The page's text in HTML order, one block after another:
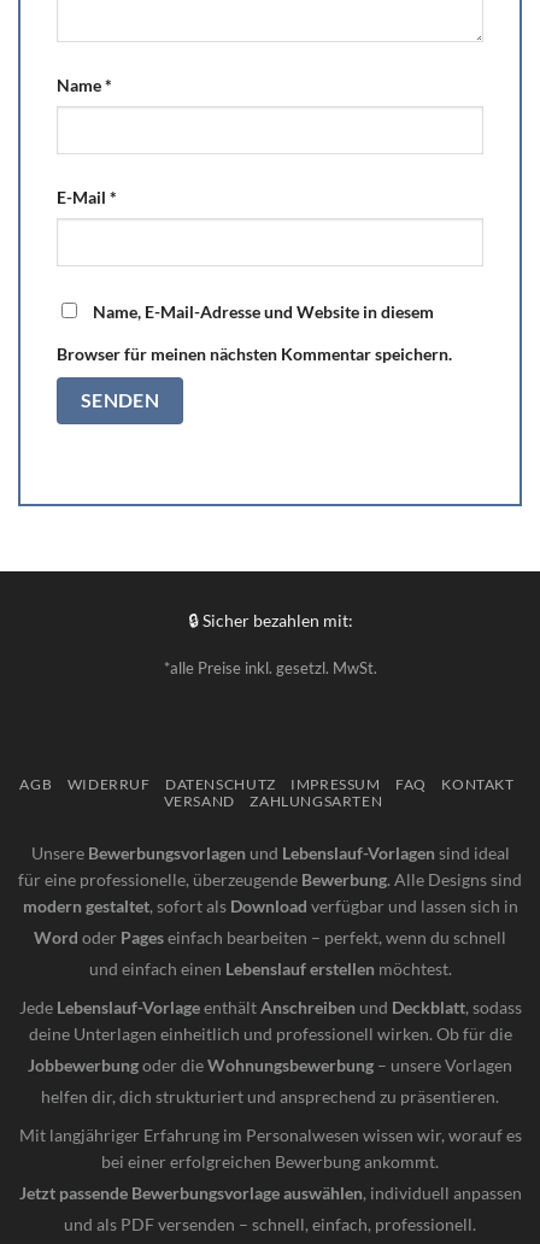
Name*
E-Mail *
Name, E-Mail-Adresse und Website in diesem
Browser für meinen nächsten Kommentar speichern.
🔒 Sicher bezahlen mit:
*alle Preise inkl. gesetzl. MwSt.
AGB WIDERRUF DATENSCHUTZ IMPRESSUM FAQ
KONTAKT
VERSAND
ZAHLUNGSARTEN
Unsere Bewerbungsvorlagen und Lebenslauf-Vorlagen sind ideal
für eine professionelle, überzeugende Bewerbung. Alle Designs sind
modern gestaltet, sofort als Download verfügbar und lassen sich in
Word oder Pageseinfach bearbeiten – perfekt, wenn du schnell
und einfach einen Lebenslauf erstellen möchtest.
Jede Lebenslauf-VorlageenthältAnschreiben und Deckblatt, sodass
deine Unterlagen einheitlich und professionell wirken. Ob für die
Jobbewerbungoder dieWohnungsbewerbung – unsere Vorlagen
helfen dir, dich strukturiert und ansprechend zu präsentieren.
Mit langjähriger Erfahrung im Personalwesen wissen wir, worauf es
bei einer erfolgreichen Bewerbung ankommt.
Jetzt passende Bewerbungsvorlage auswählen, individuell anpassen
und als PDF versenden – schnell, einfach, professionell.